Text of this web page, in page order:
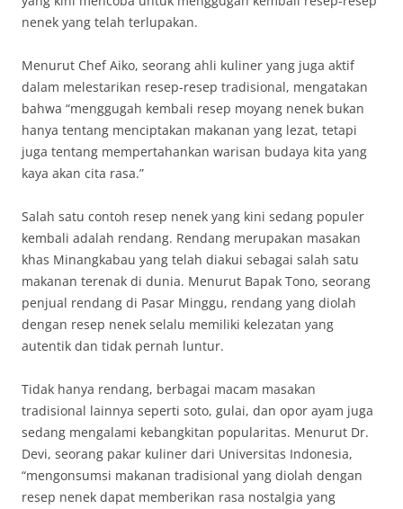
nenek yang telah terlupakan.
Menurut Chef Aiko, seorang ahli kuliner yang juga aktif
dalam melestarikan resep-resep tradisional, mengatakan
bahwa “menggugah kembali resep moyang nenek bukan
hanya tentang menciptakan makanan yang lezat, tetapi
juga tentang mempertahankan warisan budaya kita yang
kaya akan cita rasa.”
Salah satu contoh resep nenek yang kini sedang populer
kembali adalah rendang. Rendang merupakan masakan
khas Minangkabau yang telah diakui sebagai salah satu
makanan terenak di dunia. Menurut Bapak Tono, seorang
penjual rendang di Pasar Minggu, rendang yang diolah
dengan resep nenek selalu memiliki kelezatan yang
autentik dan tidak pernah luntur.
Tidak hanya rendang, berbagai macam masakan
tradisional lainnya seperti soto, gulai, dan opor ayam juga
sedang mengalami kebangkitan popularitas. Menurut Dr.
Devi, seorang pakar kuliner dari Universitas Indonesia,
“mengonsumsi makanan tradisional yang diolah dengan
resep nenek dapat memberikan rasa nostalgia yang